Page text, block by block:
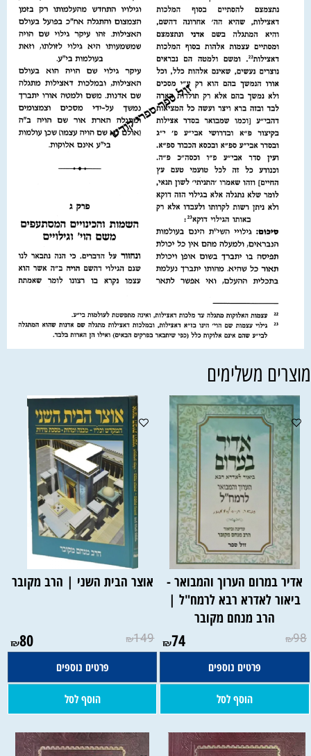
משלימים
אדיר במרום הערוך והמבואר -
ביאור לאדרא רבא לרמח"ל |
הרב מנחם מקובר
₪98
₪74
פרטים נוספים
הוסף לסל
אוצר הבית השני | הרב מקובר
₪149
₪80
פרטים נוספים
הוסף לסל